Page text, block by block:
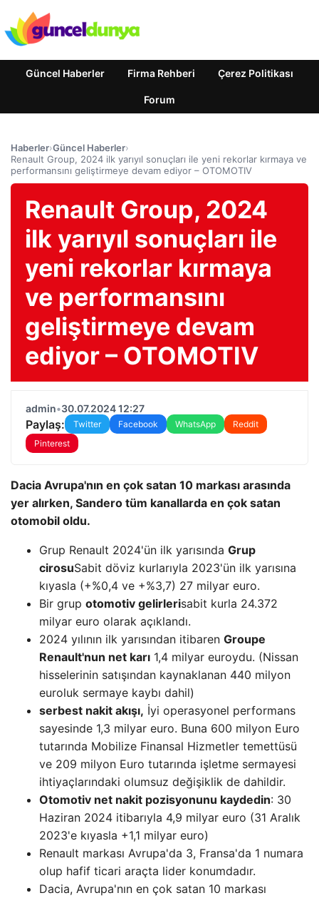
Güncel Haberler Firma Rehberi Çerez Politikası
Forum
Haberler›Güncel Haberler›
Renault Group, 2024 ilk yarıyıl sonuçları ile yeni rekorlar kırmaya ve
performansını geliştirmeye devam ediyor – OTOMOTIV
Renault Group, 2024
ilk yarıyıl sonuçları ile
yeni rekorlar kırmaya
ve performansını
geliştirmeye devam
ediyor – OTOMOTIV
admin•30.07.2024 12:27
Paylaş: Twitter Facebook WhatsApp
Reddit
Pinterest
Dacia Avrupa'nın en çok satan 10 markası arasında
yer alırken, Sandero tüm kanallarda en çok satan
otomobil oldu.
Grup Renault 2024'ün ilk yarısında Grup
cirosuSabit döviz kurlarıyla 2023'ün ilk yarısına
kıyasla (+%0,4 ve +%3,7) 27 milyar euro.
Bir grup otomotiv gelirlerisabit kurla 24.372
milyar euro olarak açıklandı.
2024 yılının ilk yarısından itibaren Groupe
Renault'nun net karı 1,4 milyar euroydu. (Nissan
hisselerinin satışından kaynaklanan 440 milyon
euroluk sermaye kaybı dahil)
serbest nakit akışı, İyi operasyonel performans
sayesinde 1,3 milyar euro. Buna 600 milyon Euro
tutarında Mobilize Finansal Hizmetler temettüsü
ve 209 milyon Euro tutarında işletme sermayesi
ihtiyaçlarındaki olumsuz değişiklik de dahildir.
Otomotiv net nakit pozisyonunu kaydedin: 30
Haziran 2024 itibarıyla 4,9 milyar euro (31 Aralık
2023'e kıyasla +1,1 milyar euro)
Renault markası Avrupa'da 3, Fransa'da 1 numara
olup hafif ticari araçta lider konumdadır.
Dacia, Avrupa'nın en çok satan 10 markası